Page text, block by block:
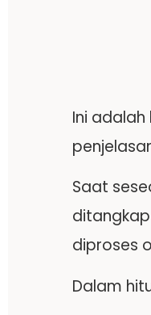
Ini
Saat
diproses
Dalam